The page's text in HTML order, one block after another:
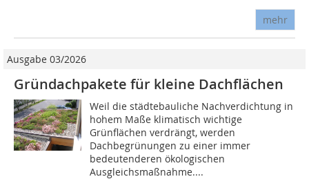
mehr
Ausgabe 03/2026
Gründachpakete für kleine Dachflächen
Weil die städtebauliche Nachverdichtung in
hohem Maße klimatisch wichtige
Grünflächen verdrängt, werden
Dachbegrünungen zu einer immer
bedeutenderen ökologischen
Ausgleichsmaßnahme....